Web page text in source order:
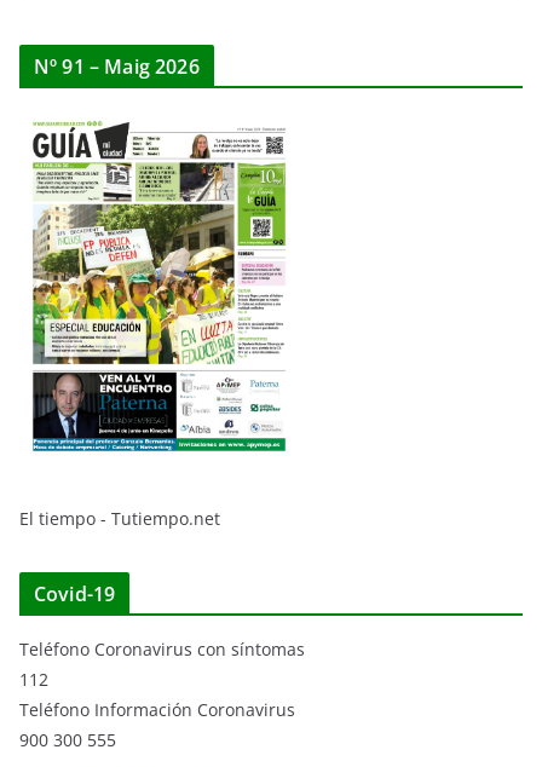
Nº 91 – Maig 2026
El tiempo - Tutiempo.net
Covid-19
Teléfono Coronavirus con síntomas
112
Teléfono Información Coronavirus
900 300 555